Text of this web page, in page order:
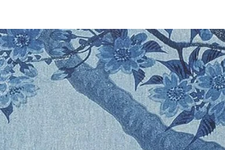
#jetsunmatenzinpalmo #tenzinpalmo
#lerelié #trédaniel #groupetrédaniel
#entretien #bouddhisme #enseignement
Lorsque notre esprit travaille avec des
émotions négatives, celles-ci nous
influencent beuacoup, au niveau de
langage et nos actions, de sorte que.